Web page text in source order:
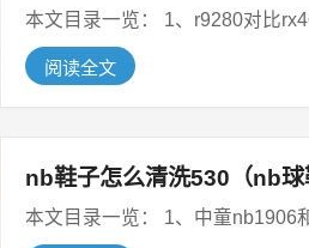
阅读全文
nb鞋子怎么清洗530（nb球